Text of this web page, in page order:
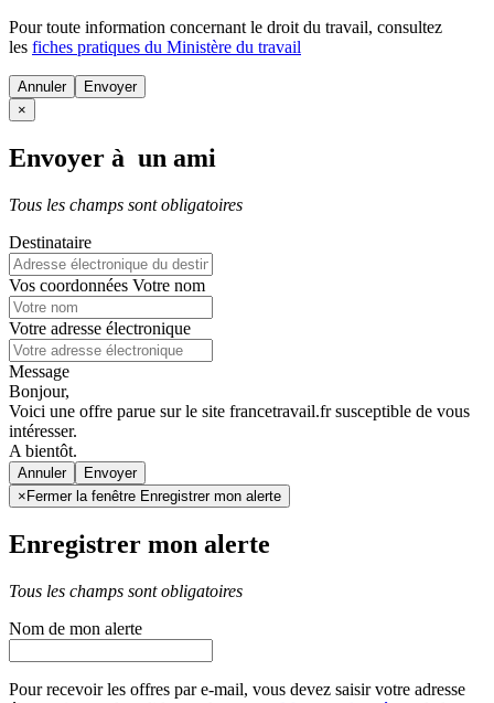
Pour toute information concernant le droit du travail, consultez
les fiches pratiques du Ministère du travail
Annuler
×
Envoyer à un ami
Tous les champs sont obligatoires
Destinataire
Vos coordonnées Votre nom
Votre adresse électronique
Message
Bonjour,
Voici une offre parue sur le site francetravail.fr susceptible de vous
intéresser.
A bientôt.
Annuler
× Fermer la fenêtre Enregistrer mon alerte
Enregistrer mon alerte
Tous les champs sont obligatoires
Nom de mon alerte
Pour recevoir les offres par e-mail, vous devez saisir votre adresse